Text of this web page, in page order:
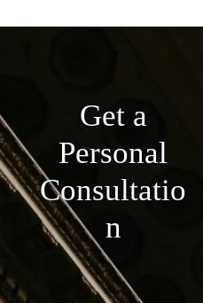
Get a
Personal
Consultatio
n